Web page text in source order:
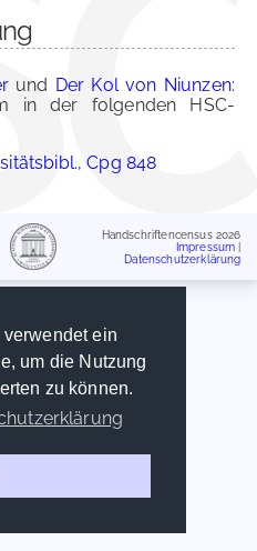
ein
um die Nutzung
zu können.
und Der Kol von Niunzen:
in der folgenden HSC-
Cpg 848
Handschriftencensus 2026
Impressum
Datenschutzerklärung